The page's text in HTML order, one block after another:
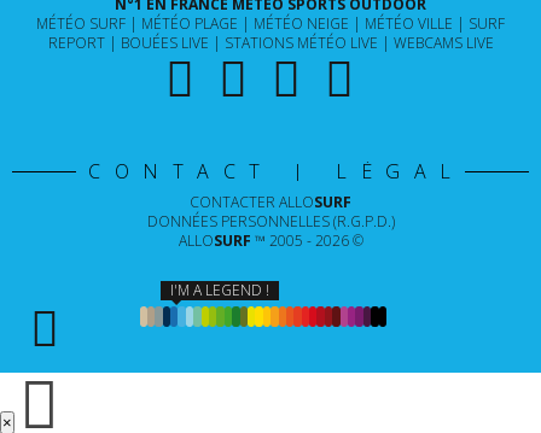
N°1 EN FRANCE MÉTÉO SPORTS OUTDOOR
MÉTÉO SURF
MÉTÉO PLAGE MÉTÉO NEIGE MÉTÉO VILLE
SURF
REPORT
BOUÉES LIVE STATIONS MÉTÉO LIVE WEBCAMS LIVE
CONTACT | LÉGAL
CONTACTER ALLOSURF
DONNÉES PERSONNELLES (R.G.P.D.)
ALLOSURF ™ 2005 - 2026 ©
I'M A LEGEND !
×